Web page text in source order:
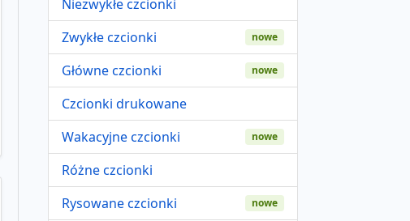
Niezwykłe czcionki
Zwykłe czcionki
nowe
Główne czcionki nowe
Czcionki drukowane
Wakacyjne czcionki
nowe
Różne czcionki
Rysowane czcionki
nowe